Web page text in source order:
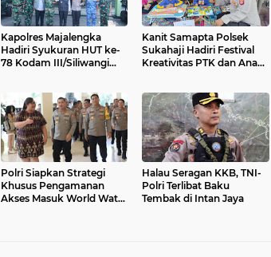
Kapolres Majalengka
Hadiri Syukuran HUT ke-
78 Kodam III/Siliwangi
Kanit Samapta Polsek
Sukahaji Hadiri Festival
Kreativitas PTK dan Anak
Polri Siapkan Strategi
Khusus Pengamanan
Akses Masuk World Water
Halau Seragan KKB, TNI-
Polri Terlibat Baku
Tembak di Intan Jaya